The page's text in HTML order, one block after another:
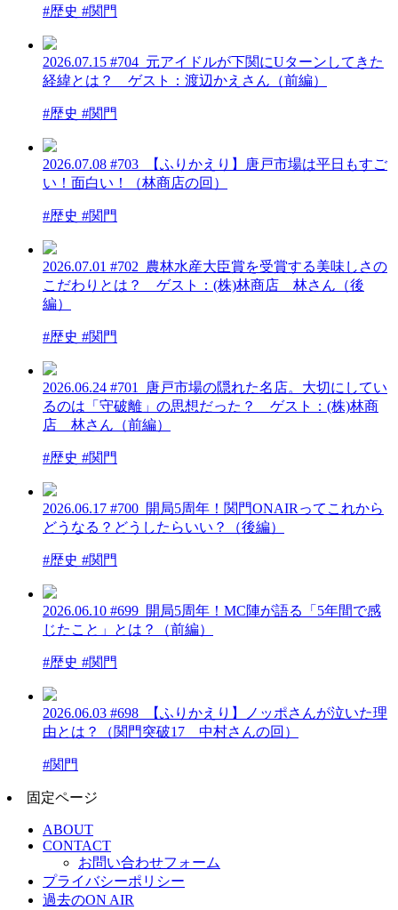
#歴史 #関門
2026.07.15 #704_元アイドルが下関にUターンしてきた
経緯とは？ ゲスト：渡辺かえさん（前編）
#歴史 #関門
2026.07.08 #703_【ふりかえり】唐戸市場は平日もすご
い！面白い！（林商店の回）
#歴史 #関門
2026.07.01 #702_農林水産大臣賞を受賞する美味しさの
こだわりとは？ ゲスト：(株)林商店 林さん（後
編）
#歴史 #関門
2026.06.24 #701_唐戸市場の隠れた名店。大切にしてい
るのは「守破離」の思想だった？ ゲスト：(株)林商
店 林さん（前編）
#歴史 #関門
2026.06.17 #700_開局5周年！関門ONAIRってこれから
どうなる？どうしたらいい？（後編）
#歴史 #関門
2026.06.10 #699_開局5周年！MC陣が語る「5年間で感
じたこと」とは？（前編）
#歴史 #関門
2026.06.03 #698_【ふりかえり】ノッポさんが泣いた理
由とは？（関門突破17 中村さんの回）
#関門
固定ページ
ABOUT
CONTACT
お問い合わせフォーム
プライバシーポリシー
過去のON AIR